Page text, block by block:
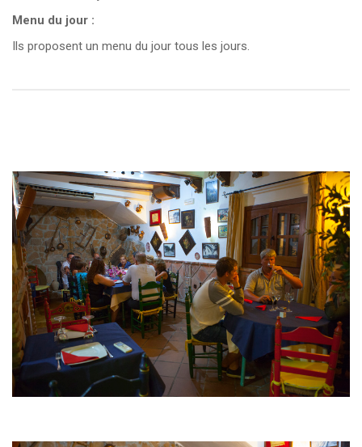
Menu du jour :
Ils proposent un menu du jour tous les jours.